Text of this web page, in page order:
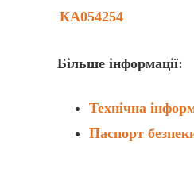
КА054254
Більше інформації:
Технічна
Паспорт